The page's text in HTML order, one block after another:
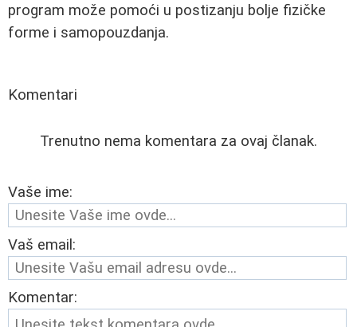
program može pomoći u postizanju bolje fizičke
forme i samopouzdanja.
Komentari
Trenutno nema komentara za ovaj članak.
Vaše ime:
Vaš email:
Komentar: